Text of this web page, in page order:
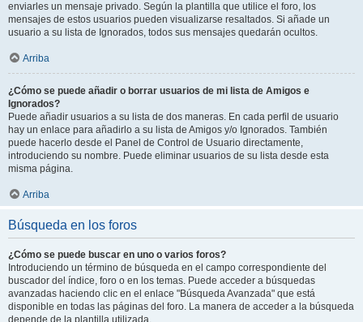
enviarles un mensaje privado. Según la plantilla que utilice el foro, los
mensajes de estos usuarios pueden visualizarse resaltados. Si añade un
usuario a su lista de Ignorados, todos sus mensajes quedarán ocultos.
Arriba
¿Cómo se puede añadir o borrar usuarios de mi lista de Amigos e
Ignorados?
Puede añadir usuarios a su lista de dos maneras. En cada perfil de usuario
hay un enlace para añadirlo a su lista de Amigos y/o Ignorados. También
puede hacerlo desde el Panel de Control de Usuario directamente,
introduciendo su nombre. Puede eliminar usuarios de su lista desde esta
misma página.
Arriba
Búsqueda en los foros
¿Cómo se puede buscar en uno o varios foros?
Introduciendo un término de búsqueda en el campo correspondiente del
buscador del índice, foro o en los temas. Puede acceder a búsquedas
avanzadas haciendo clic en el enlace "Búsqueda Avanzada" que está
disponible en todas las páginas del foro. La manera de acceder a la búsqueda
depende de la plantilla utilizada.